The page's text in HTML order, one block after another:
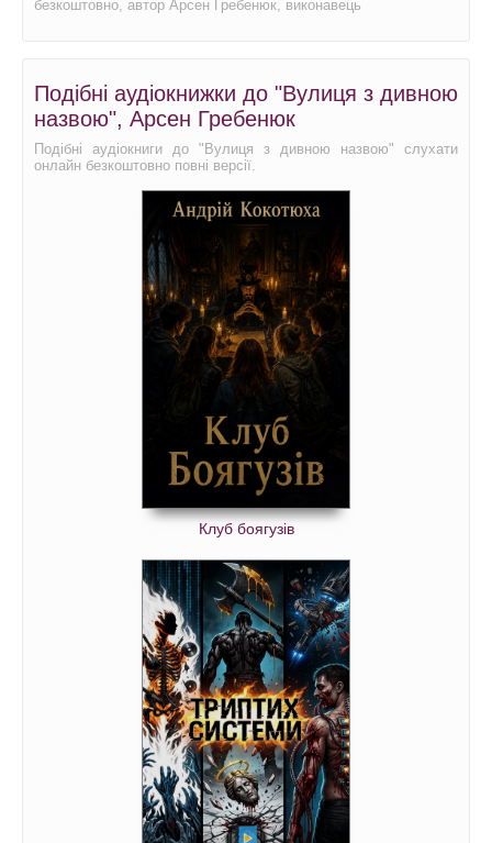
безкоштовно, автор Арсен Гребенюк, виконавець
Подібні аудіокнижки до "Вулиця з дивною
назвою", Арсен Гребенюк
Подібні аудіокниги до "Вулиця з дивною назвою" слухати
онлайн безкоштовно повні версії.
Клуб боягузів